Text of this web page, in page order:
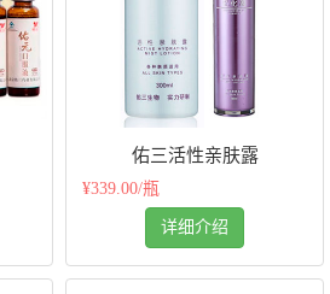
佑三活性亲肤露
¥339.00/瓶
详细介绍